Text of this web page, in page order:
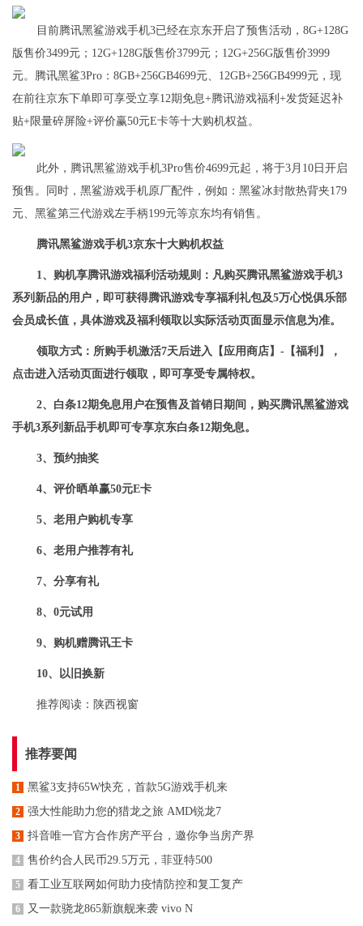
目前腾讯黑鲨游戏手机3已经在京东开启了预售活动，8G+128G
版售价3499元；12G+128G版售价3799元；12G+256G版售价3999
元。腾讯黑鲨3Pro：8GB+256GB4699元、12GB+256GB4999元，现
在前往京东下单即可享受立享12期免息+腾讯游戏福利+发货延迟补
贴+限量碎屏险+评价赢50元E卡等十大购机权益。
此外，腾讯黑鲨游戏手机3Pro售价4699元起，将于3月10日开启
预售。同时，黑鲨游戏手机原厂配件，例如：黑鲨冰封散热背夹179
元、黑鲨第三代游戏左手柄199元等京东均有销售。
腾讯黑鲨游戏手机3京东十大购机权益
1、购机享腾讯游戏福利活动规则：凡购买腾讯黑鲨游戏手机3
系列新品的用户，即可获得腾讯游戏专享福利礼包及5万心悦俱乐部
会员成长值，具体游戏及福利领取以实际活动页面显示信息为准。
领取方式：所购手机激活7天后进入【应用商店】-【福利】，
点击进入活动页面进行领取，即可享受专属特权。
2、白条12期免息用户在预售及首销日期间，购买腾讯黑鲨游戏
手机3系列新品手机即可专享京东白条12期免息。
3、预约抽奖
4、评价晒单赢50元E卡
5、老用户购机专享
6、老用户推荐有礼
7、分享有礼
8、0元试用
9、购机赠腾讯王卡
10、以旧换新
推荐阅读： 陕西视窗
推荐要闻
1 黑鲨3支持65W快充，首款5G游戏手机来
2 强大性能助力您的猎龙之旅 AMD锐龙7
3 抖音唯一官方合作房产平台，邀你争当房产界
4 售价约合人民币29.5万元，菲亚特500
5 看工业互联网如何助力疫情防控和复工复产
6 又一款骁龙865新旗舰来袭 vivo N